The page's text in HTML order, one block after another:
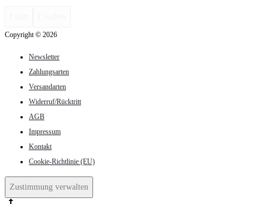
Copyright © 2026
Newsletter
Zahlungsarten
Versandarten
Widerruf/Rücktritt
AGB
Impressum
Kontakt
Cookie-Richtlinie (EU)
Zustimmung verwalten